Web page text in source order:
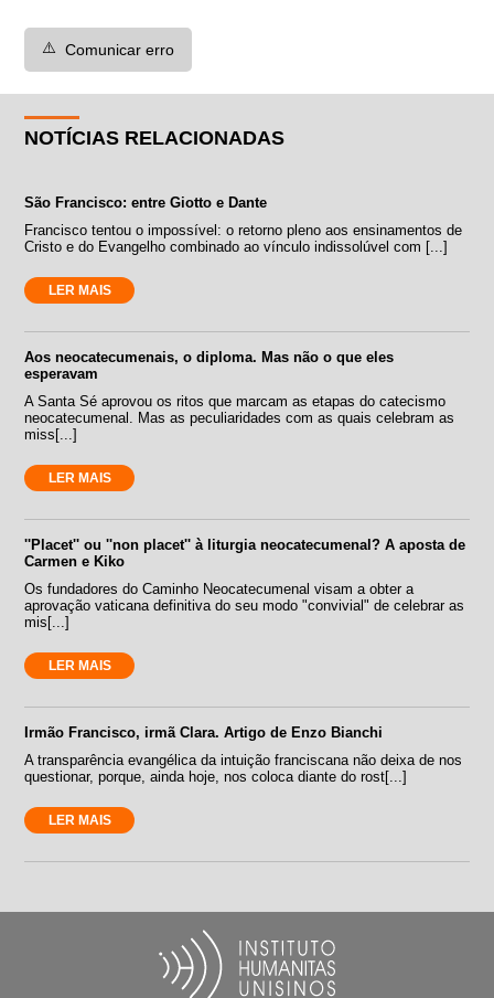
⚠️ Comunicar erro
NOTÍCIAS RELACIONADAS
São Francisco: entre Giotto e Dante
Francisco tentou o impossível: o retorno pleno aos ensinamentos de
Cristo e do Evangelho combinado ao vínculo indissolúvel com [...]
LER MAIS
Aos neocatecumenais, o diploma. Mas não o que eles
esperavam
A Santa Sé aprovou os ritos que marcam as etapas do catecismo
neocatecumenal. Mas as peculiaridades com as quais celebram as
miss[...]
LER MAIS
''Placet'' ou ''non placet'' à liturgia neocatecumenal? A aposta de
Carmen e Kiko
Os fundadores do Caminho Neocatecumenal visam a obter a
aprovação vaticana definitiva do seu modo "convivial" de celebrar as
mis[...]
LER MAIS
Irmão Francisco, irmã Clara. Artigo de Enzo Bianchi
A transparência evangélica da intuição franciscana não deixa de nos
questionar, porque, ainda hoje, nos coloca diante do rost[...]
LER MAIS